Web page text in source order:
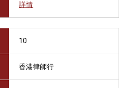
詳情
10
香港律師行